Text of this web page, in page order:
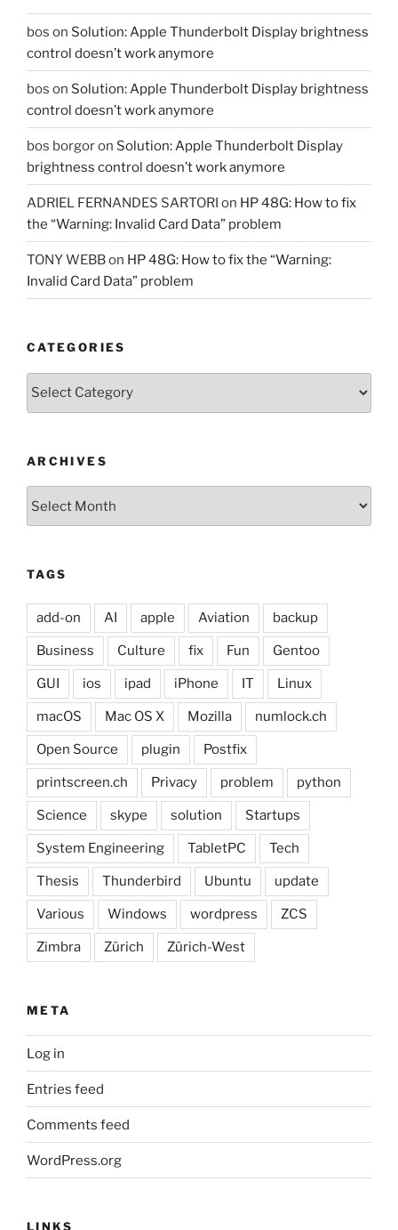
bos on Solution: Apple Thunderbolt Display brightness
control doesn’t work anymore
bos on Solution: Apple Thunderbolt Display brightness
control doesn’t work anymore
bos borgoron Solution: Apple Thunderbolt Display
brightness control doesn’t work anymore
ADRIEL FERNANDES SARTORI on HP 48G: How to fix
the “Warning: Invalid Card Data” problem
TONY WEBBon HP 48G: How to fix the “Warning:
Invalid Card Data” problem
CATEGORIES
Categories
ARCHIVES
TAGS
add-on AI apple Aviation backup
Business Culture fix Fun Gentoo
GUI ios ipad iPhone IT Linux
macOS Mac OS X Mozilla numlock.ch
Open Source plugin Postfix
printscreen.ch Privacy problem python
Science skype solution Startups
System Engineering TabletPC Tech
Thesis Thunderbird Ubuntu update
Various Windows wordpress ZCS
Zimbra Zürich Zürich-West
META
Log in
Entries feed
Comments feed
WordPress.org
LINKS